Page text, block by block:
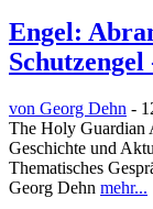
Engel:
Schutzengel
von Georg Dehn -
The Holy Guardian
Geschichte und
Thematisches
Georg Dehn mehr...